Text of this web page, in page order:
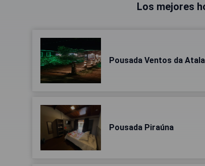
Los mejores
Pousada Ventos da
Pousada Piraúna